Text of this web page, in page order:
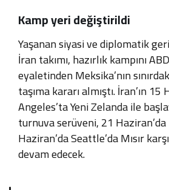
Kamp yeri değiştirildi
Yaşanan siyasi ve diplomatik
İran takımı, hazırlık kampını
eyaletinden Meksika’nın
taşıma kararı almıştı.İran’ın 15
Angeles’ta Yeni Zelanda ile
turnuva serüveni, 21
Haziran’da Seattle’da Mısır
devam edecek.